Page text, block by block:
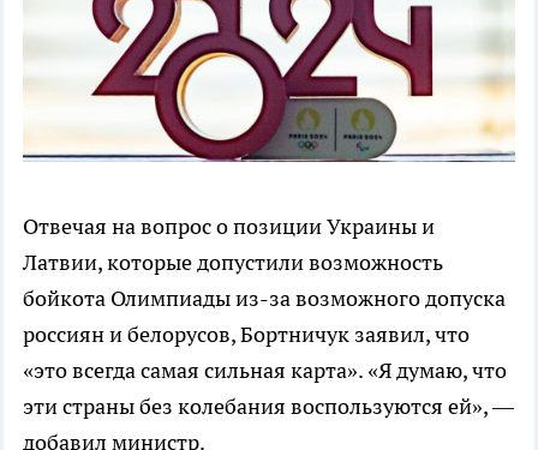
Отвечая на вопрос о позиции Украины и
Латвии, которые допустили возможность
бойкота Олимпиады из-за возможного допуска
россиян и белорусов, Бортничук заявил, что
«это всегда самая сильная карта». «Я думаю, что
эти страны без колебания воспользуются ей», —
добавил министр.